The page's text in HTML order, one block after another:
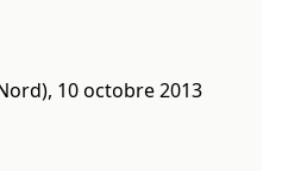
10 octobre 2013